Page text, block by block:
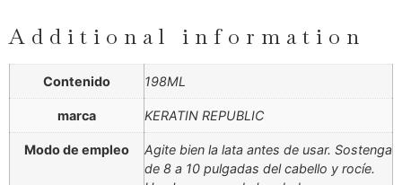
Additional information
Contenido 198ML
marca KERATIN REPUBLIC
Modo de empleo
Agite bien la lata antes de usar. Sostenga
de 8 a 10 pulgadas del cabello y rocíe.